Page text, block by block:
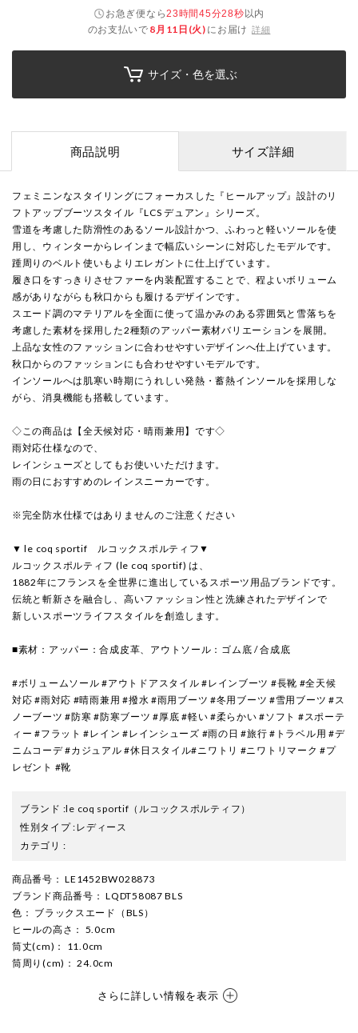
お急ぎ便なら23時間45分27秒以内
のお支払いで 8月11日(火) にお届け 詳細
サイズ・色を選ぶ
商品説明 サイズ詳細
フェミニンなスタイリングにフォーカスした『ヒールアップ』設計のリ
フトアップブーツスタイル『LCS デュアン』シリーズ。
雪道を考慮した防滑性のあるソール設計かつ、ふわっと軽いソールを使
用し、ウィンターからレインまで幅広いシーンに対応したモデルです。
踵周りのベルト使いもよりエレガントに仕上げています。
履き口をすっきりさせファーを内装配置することで、程よいボリューム
感がありながらも秋口からも履けるデザインです。
スエード調のマテリアルを全面に使って温かみのある雰囲気と雪落ちを
考慮した素材を採用した2種類のアッパー素材バリエーションを展開。
上品な女性のファッションに合わせやすいデザインへ仕上げています。
秋口からのファッションにも合わせやすいモデルです。
インソールへは肌寒い時期にうれしい発熱・蓄熱インソールを採用しな
がら、消臭機能も搭載しています。
◇この商品は【全天候対応・晴雨兼用】です◇
雨対応仕様なので、
レインシューズとしてもお使いいただけます。
雨の日におすすめのレインスニーカーです。
※完全防水仕様ではありませんのご注意ください
▼ le coq sportif ルコックスポルティフ▼
ルコックスポルティフ (le coq sportif) は、
1882年にフランスを全世界に進出しているスポーツ用品ブランドです。
伝統と斬新さを融合し、高いファッション性と洗練されたデザインで
新しいスポーツライフスタイルを創造します。
■素材：アッパー：合成皮革、アウトソール：ゴム底 / 合成底
#ボリュームソール #アウトドアスタイル #レインブーツ #長靴 #全天候
対応 #雨対応 #晴雨兼用 #撥水 #雨用ブーツ #冬用ブーツ #雪用ブーツ #ス
ノーブーツ #防寒 #防寒ブーツ #厚底 #軽い #柔らかい #ソフト #スポーテ
ィー #フラット #レイン #レインシューズ #雨の日 #旅行 #トラベル用 #デ
ニムコーデ #カジュアル #休日スタイル#ニワトリ #ニワトリマーク #プ
レゼント #靴
ブランド :le coq sportif （ルコックスポルティフ）
性別タイプ:レディース
カテゴリ :
商品番号 ： LE1452BW028873
ブランド商品番号 ： LQDT58087 BLS
色 ： ブラックスエード（BLS）
ヒールの高さ ： 5.0cm
筒丈(cm) ： 11.0cm
筒周り(cm) ： 24.0cm
さらに詳しい情報を表示